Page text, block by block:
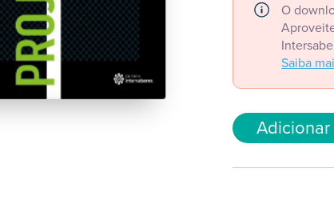
O
Saiba